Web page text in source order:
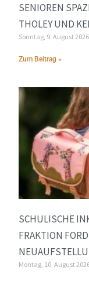
SENIOREN
THOLEY UND
Sonntag, 9. August 2026
Zum Beitrag »
SCHULISCHE
FRAKTION
Montag, 10. August